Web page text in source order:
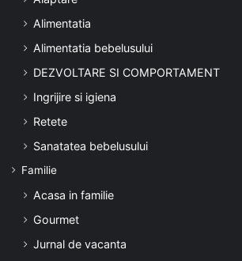
Alimentatia
Alimentatia bebelusului
DEZVOLTARE SI COMPORTAMENT
Ingrijire si igiena
Retete
Sanatatea bebelusului
Familie
Acasa in familie
Gourmet
Jurnal de vacanta